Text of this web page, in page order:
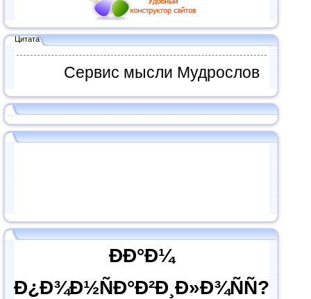
Цитата
Сервис мысли Мудрослов
ÐÐ°Ð¼
Ð¿Ð¾Ð½ÑÐ°Ð²Ð¸Ð»Ð¾ÑÑ?